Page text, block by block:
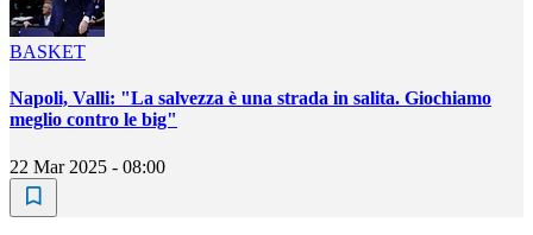
BASKET
Napoli, Valli: "La salvezza è una strada in salita. Giochiamo
meglio contro le big"
22 Mar 2025 - 08:00